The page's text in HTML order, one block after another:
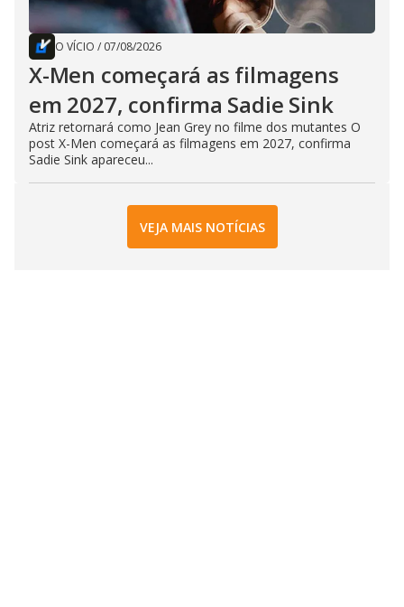
O VÍCIO / 07/08/2026
X-Men começará as filmagens
em 2027, confirma Sadie Sink
Atriz retornará como Jean Grey no filme dos mutantes O
post X-Men começará as filmagens em 2027, confirma
Sadie Sink apareceu...
VEJA MAIS NOTÍCIAS